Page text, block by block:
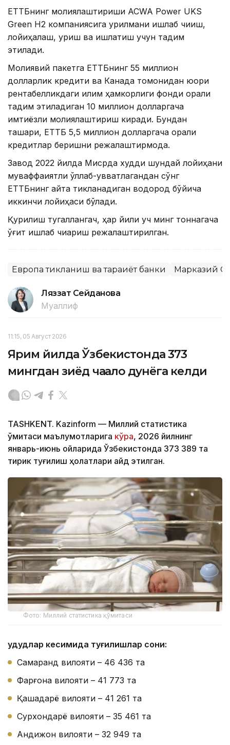
ЕТТБнинг молиялаштириши ACWA Power UKS
Green H2 компаниясига қурилмани ишлаб чиқиш,
лойиҳалаш, қуриш ва ишлатиш учун тақдим
этилади.
Молиявий пакетга ЕТТБнинг 55 миллион
долларлик кредити ва Канада томонидан юқори
рентабелликдаги иқлим ҳамкорлиги фонди орқали
тақдим этиладиган 10 миллион долларгача
имтиёзли молиялаштириш киради. Бундан
ташқари, ЕТТБ 5,5 миллион долларгача оралиқ
кредитлар беришни режалаштирмоқда.
Завод 2022 йилда Мисрда худди шундай лойиҳани
муваффақиятли қўллаб-қувватлагандан сўнг
ЕТТБнинг қайта тикланадиган водород бўйича
иккинчи лойиҳаси бўлади.
Қурилиш тугаллангач, ҳар йили уч минг тоннагача
ўғит ишлаб чиқариш режалаштирилган.
Европа тикланиш ва тараққиёт банки Марказий
Ляззат Сейданова
Муаллиф
11:15, 05 Август 2026
Ярим йилда Ўзбекистонда 373
мингдан зиёд чақалоқ дунёга келди
TASHKENT. Kazinform — Миллий статистика
қўмитаси маълумотларига кўра, 2026 йилнинг
январь-июнь ойларида Ўзбекистонда 373 389 та
тирик туғилиш ҳолатлари қайд этилган.
Фото: Миллий статистика қўмитаси
Ҳудудлар кесимида туғилишлар сони:
Самарқанд вилояти – 46 436 та
Фарғона вилояти – 41 773 та
Қашқадарё вилояти – 41 261 та
Сурхондарё вилояти – 35 461 та
Андижон вилояти – 32 949 та